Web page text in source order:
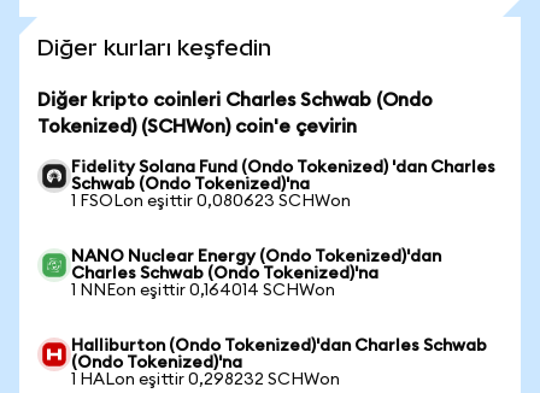
Diğer kurları keşfedin
Diğer kripto coinleri Charles Schwab (Ondo
Tokenized) (SCHWon) coin'e çevirin
Fidelity Solana Fund (Ondo Tokenized) 'dan Charles
Schwab (Ondo Tokenized)'na
1 FSOLon eşittir 0,080623 SCHWon
NANO Nuclear Energy (Ondo Tokenized)'dan
Charles Schwab (Ondo Tokenized)'na
1 NNEon eşittir 0,164014 SCHWon
Halliburton (Ondo Tokenized)'dan Charles Schwab
(Ondo Tokenized)'na
1 HALon eşittir 0,298232 SCHWon